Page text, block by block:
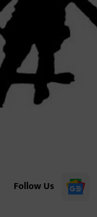
Follow Us